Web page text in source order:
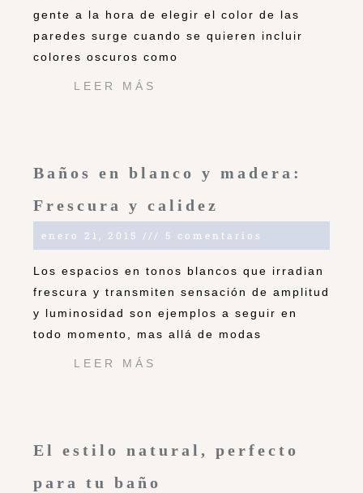
gente a la hora de elegir el color de las
paredes surge cuando se quieren incluir
colores oscuros como
LEER MÁS
Baños en blanco y madera:
Frescura y calidez
enero 21, 2015 5 comentarios
Los espacios en tonos blancos que irradian
frescura y transmiten sensación de amplitud
y luminosidad son ejemplos a seguir en
todo momento, mas allá de modas
LEER MÁS
El estilo natural, perfecto
para tu baño